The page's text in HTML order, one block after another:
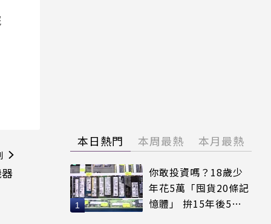
本日熱門 本周最熱 本月最熱
你敢投資嗎？18歲少
年花5萬「囤貨20條記
憶體」 拚15年後5倍